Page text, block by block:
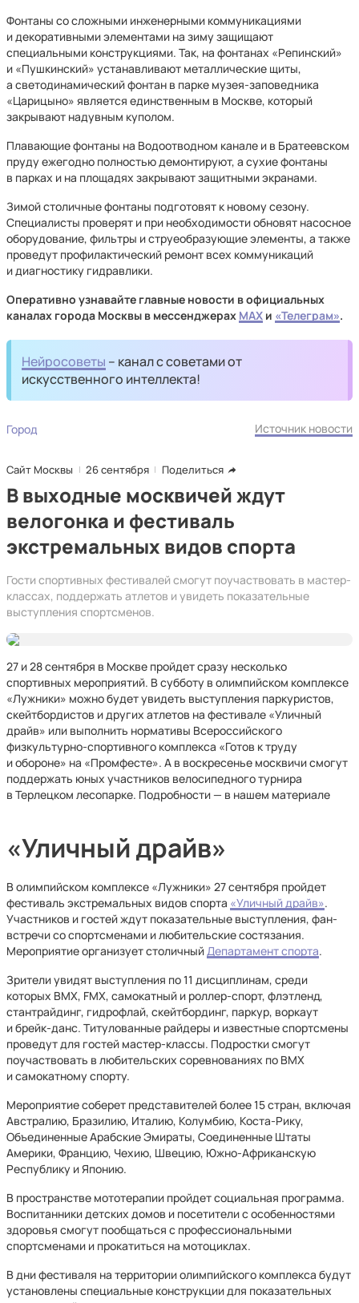
Фонтаны со сложными инженерными коммуникациями
и декоративными элементами на зиму защищают
специальными конструкциями. Так, на фонтанах «Репинский»
и «Пушкинский» устанавливают металлические щиты,
а светодинамический фонтан в парке музея-заповедника
«Царицыно» является единственным в Москве, который
закрывают надувным куполом.
Плавающие фонтаны на Водоотводном канале и в Братеевском
пруду ежегодно полностью демонтируют, а сухие фонтаны
в парках и на площадях закрывают защитными экранами.
Зимой столичные фонтаны подготовят к новому сезону.
Специалисты проверят и при необходимости обновят насосное
оборудование, фильтры и струеобразующие элементы, а также
проведут профилактический ремонт всех коммуникаций
и диагностику гидравлики.
Оперативно узнавайте главные новости в официальных
каналах города Москвы в мессенджерах MAX и «Телеграм».
Нейросоветы – канал с советами от
искусственного интеллекта!
Город Источник новости
Сайт Москвы 26 сентября Поделиться
В выходные москвичей ждут
велогонка и фестиваль
экстремальных видов спорта
Гости спортивных фестивалей смогут поучаствовать в мастер-
классах, поддержать атлетов и увидеть показательные
выступления спортсменов.
27 и 28 сентября в Москве пройдет сразу несколько
спортивных мероприятий. В субботу в олимпийском комплексе
«Лужники» можно будет увидеть выступления паркуристов,
скейтбордистов и других атлетов на фестивале «Уличный
драйв» или выполнить нормативы Всероссийского
физкультурно-спортивного комплекса «Готов к труду
и обороне» на «Промфесте». А в воскресенье москвичи смогут
поддержать юных участников велосипедного турнира
в Терлецком лесопарке. Подробности — в нашем материале
«Уличный драйв»
В олимпийском комплексе «Лужники» 27 сентября пройдет
фестиваль экстремальных видов спорта «Уличный драйв».
Участников и гостей ждут показательные выступления, фан-
встречи со спортсменами и любительские состязания.
Мероприятие организует столичныйДепартамент спорта.
Зрители увидят выступления по 11 дисциплинам, среди
которых BMX, FMX, самокатный и роллер-спорт, флэтленд,
стантрайдинг, гидрофлай, скейтбординг, паркур, воркаут
и брейк-данс. Титулованные райдеры и известные спортсмены
проведут для гостей мастер-классы. Подростки смогут
поучаствовать в любительских соревнованиях по BMX
и самокатному спорту.
Мероприятие соберет представителей более 15 стран, включая
Австралию, Бразилию, Италию, Колумбию, Коста-Рику,
Объединенные Арабские Эмираты, Соединенные Штаты
Америки, Францию, Чехию, Швецию, Южно-Африканскую
Республику и Японию.
В пространстве мототерапии пройдет социальная программа.
Воспитанники детских домов и посетители с особенностями
здоровья смогут пообщаться с профессиональными
спортсменами и прокатиться на мотоциклах.
В дни фестиваля на территории олимпийского комплекса будут
установлены специальные конструкции для показательных